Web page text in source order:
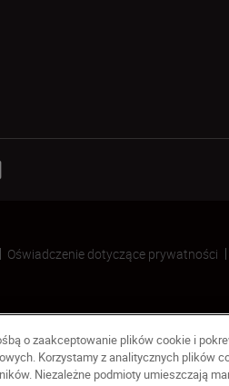
Oświadczenie dotyczące prywatności
o zaakceptowanie plików cookie i
Korzystamy z analitycznych plików
Niezależne podmioty umieszczają